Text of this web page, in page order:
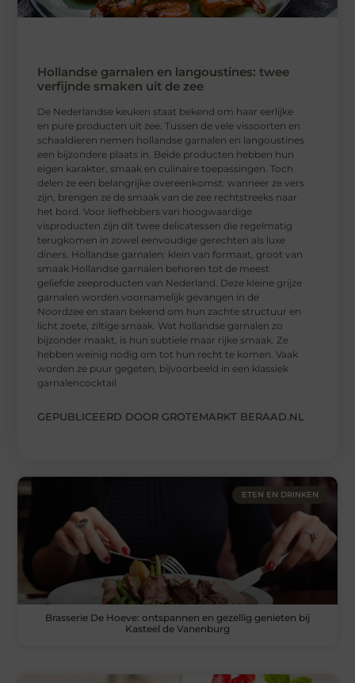
Hollandse garnalen en langoustines: twee
verfijnde smaken uit de zee
De Nederlandse keuken staat bekend om haar eerlijke
en pure producten uit zee. Tussen de vele vissoorten en
schaaldieren nemen hollandse garnalen en langoustines
een bijzondere plaats in. Beide producten hebben hun
eigen karakter, smaak en culinaire toepassingen. Toch
delen ze een belangrijke overeenkomst: wanneer ze vers
zijn, brengen ze de smaak van de zee rechtstreeks naar
het bord. Voor liefhebbers van hoogwaardige
visproducten zijn dit twee delicatessen die regelmatig
terugkomen in zowel eenvoudige gerechten als luxe
diners. Hollandse garnalen: klein van formaat, groot van
smaak Hollandse garnalen behoren tot de meest
geliefde zeeproducten van Nederland. Deze kleine grijze
garnalen worden voornamelijk gevangen in de
Noordzee en staan bekend om hun zachte structuur en
licht zoete, ziltige smaak. Wat hollandse garnalen zo
bijzonder maakt, is hun subtiele maar rijke smaak. Ze
hebben weinig nodig om tot hun recht te komen. Vaak
worden ze puur gegeten, bijvoorbeeld in een klassiek
garnalencocktail
GEPUBLICEERD DOOR GROTEMARKT BERAAD.NL
ETEN EN DRINKEN
Brasserie De Hoeve: ontspannen en gezellig genieten bij
Kasteel de Vanenburg